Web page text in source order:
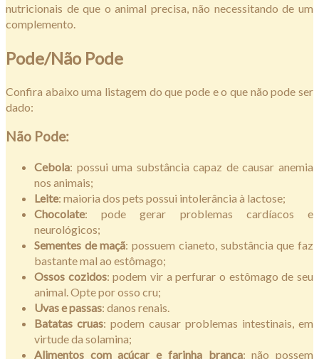
nutricionais de que o animal precisa, não necessitando de um
complemento.
Pode/Não Pode
Confira abaixo uma listagem do que pode e o que não pode ser
dado:
Não Pode:
Cebola: possui uma substância capaz de causar anemia
nos animais;
Leite: maioria dos pets possui intolerância à lactose;
Chocolate: pode gerar problemas cardíacos e
neurológicos;
Sementes de maçã: possuem cianeto, substância que faz
bastante mal ao estômago;
Ossos cozidos: podem vir a perfurar o estômago de seu
animal. Opte por osso cru;
Uvas e passas: danos renais.
Batatas cruas: podem causar problemas intestinais, em
virtude da solamina;
Alimentos com açúcar e farinha branca: não possem